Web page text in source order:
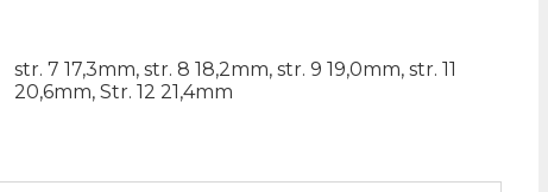
str. 7 17,3mm, str. 8 18,2mm, str. 9 19,0mm, str. 11
20,6mm, Str. 12 21,4mm